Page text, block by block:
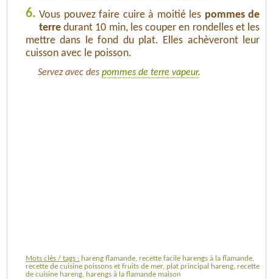
6. Vous pouvez faire cuire à moitié les pommes de
terre durant 10 min, les couper en rondelles et les
mettre dans le fond du plat. Elles achèveront leur
cuisson avec le poisson.
Servez avec des pommes de terre vapeur.
Mots clés / tags : hareng flamande, recette facile harengs à la flamande,
recette de cuisine poissons et fruits de mer, plat principal hareng, recette
de cuisine hareng, harengs à la flamande maison